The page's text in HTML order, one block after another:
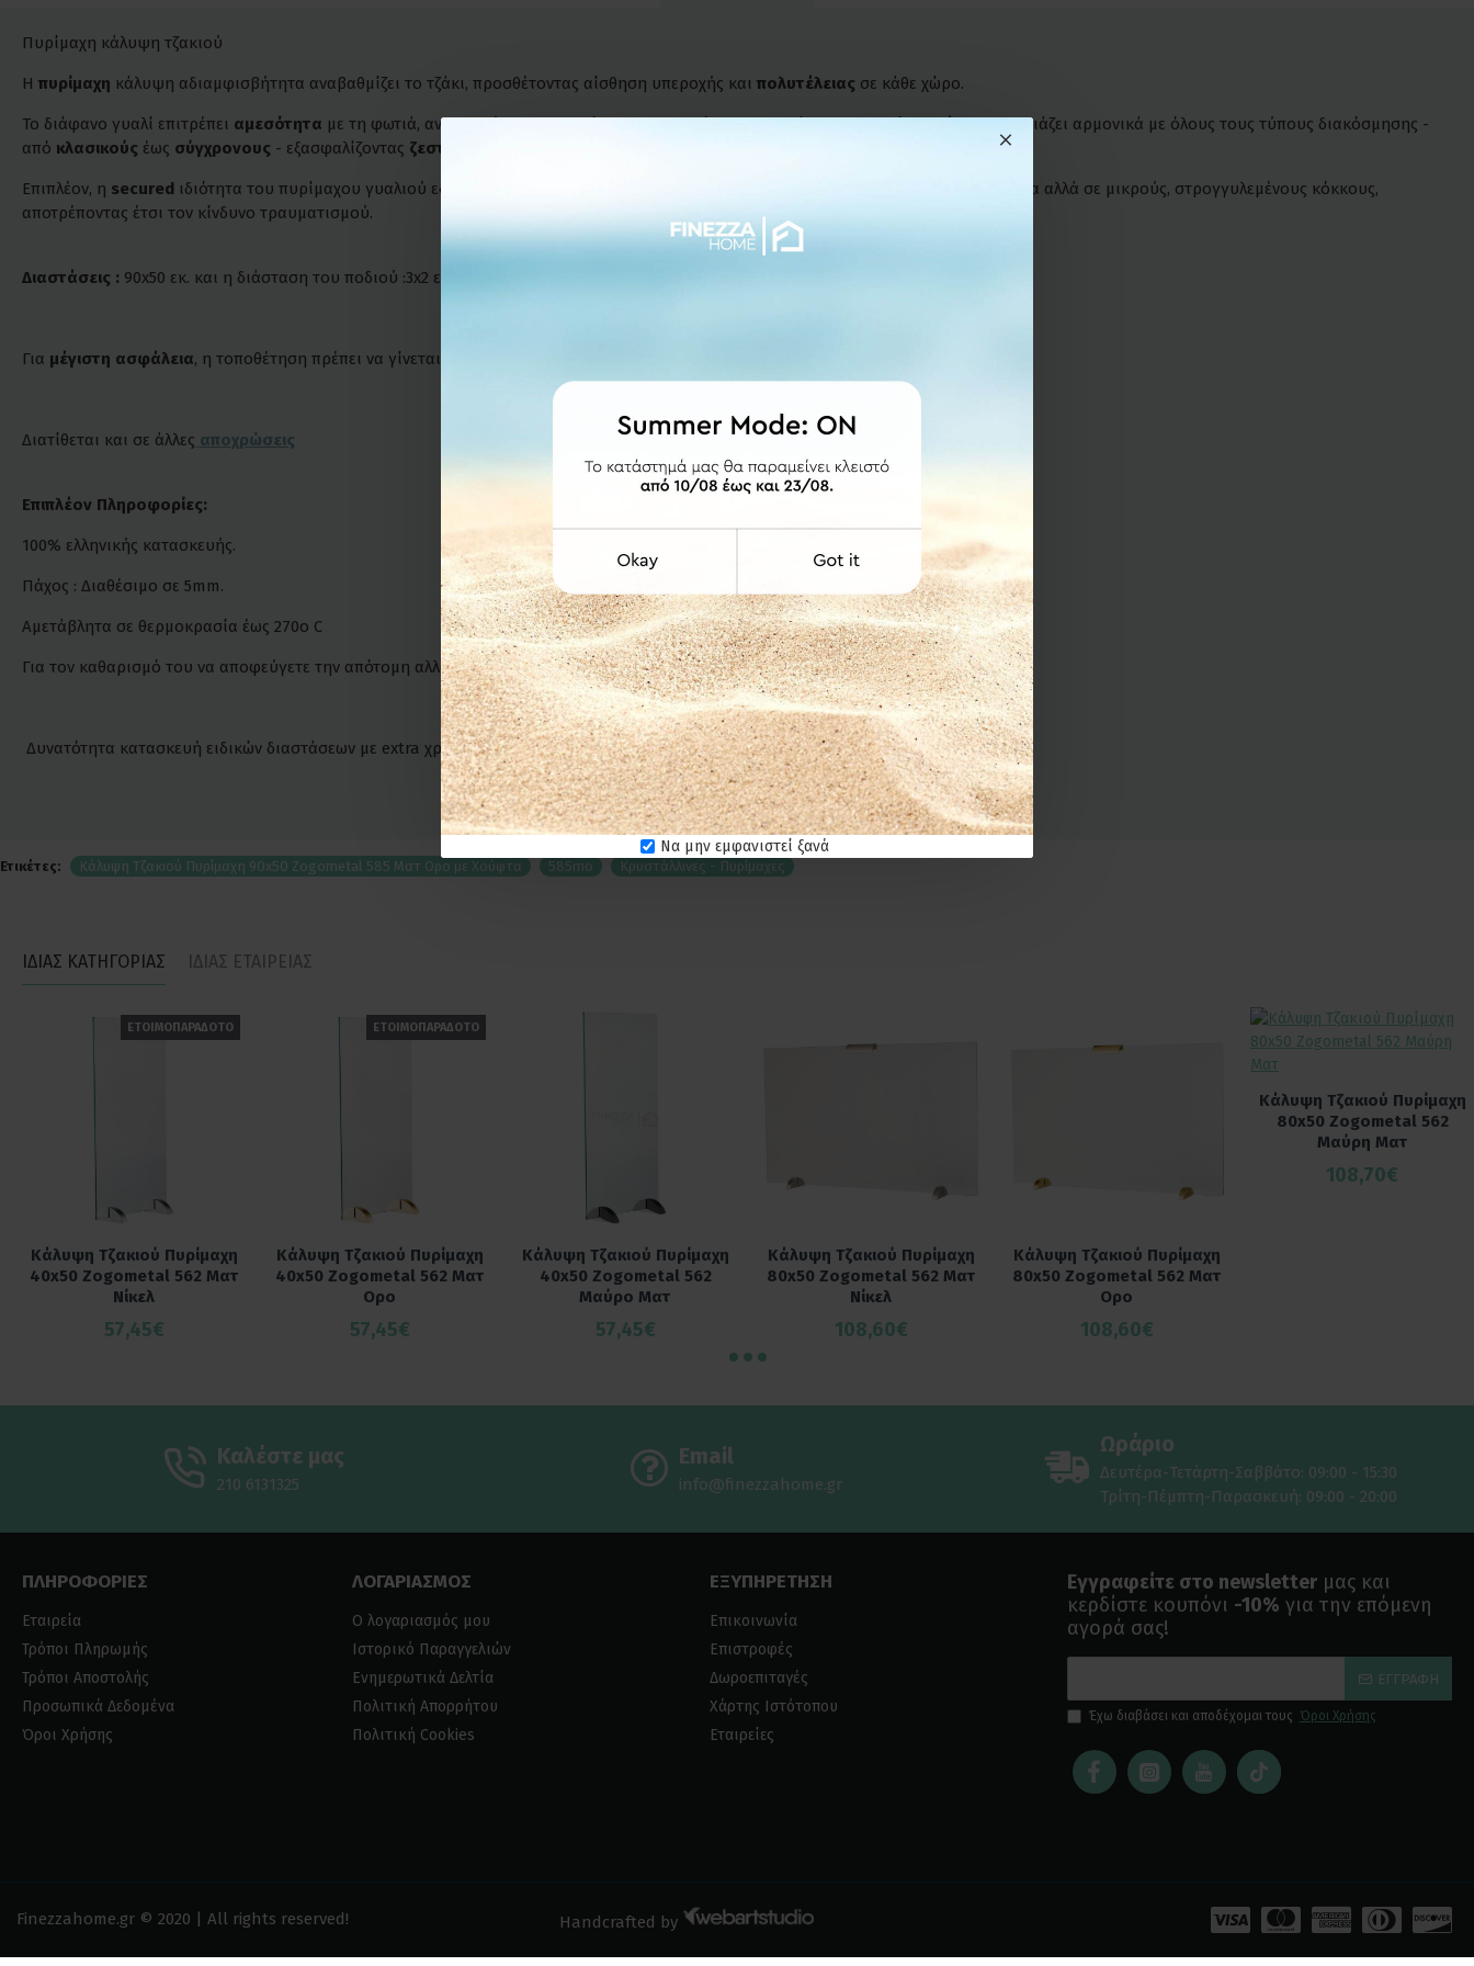
Να μην εμφανιστεί ξανά
Πυρίμαχη κάλυψη τζακιού
Η πυρίμαχη κάλυψη αδιαμφισβήτητα αναβαθμίζει το τζάκι, προσθέτοντας αίσθηση υπεροχής και πολυτέλειας σε κάθε χώρο.
Το διάφανο γυαλί επιτρέπει αμεσότητα με τη φωτιά, αναδεικνύοντας τη φλόγα και προσφέροντας παράλληλαυψηλή ασφάλεια. Ταιριάζει αρμονικά με όλους τους τύπους διακόσμησης -
από κλασικούς έως σύγχρονους - εξασφαλίζοντας ζεστασιά
Επιπλέον, η secured ιδιότητα του πυρίμαχου γυαλιού εξασφαλίζει ότι, σε περίπτωση θραύσης, το υλικό δεν σπάει σε αιχμηρά κομμάτια αλλά σε μικρούς, στρογγυλεμένους κόκκους,
αποτρέποντας έτσι τον κίνδυνο τραυματισμού.
Διαστάσεις : 90x50 εκ. και η διάσταση του ποδιού :3x2 εκ.
Για μέγιστη ασφάλεια, η τοποθέτηση πρέπει να γίνεται τουλάχιστον 30 εκ. μακριά από την εστία.
Διατίθεται και σε άλλες αποχρώσεις
Επιπλέον Πληροφορίες:
100% ελληνικής κατασκευής.
Πάχος : Διαθέσιμο σε 5mm.
Αμετάβλητα σε θερμοκρασία έως 270o C
Για τον καθαρισμό του να αποφεύγετε την απότομη αλλαγή θερμοκρασίας.
Δυνατότητα κατασκευή ειδικών διαστάσεων με extra χρέωση κατόπιν επικοινωνίας.
Ετικέτες: Κάλυψη Τζακιού Πυρίμαχη 90x50 Zogometal 585 Ματ Ορο με Χούφτα 585mo Κρυστάλλινες - Πυρίμαχες
ΙΔΙΑΣ ΚΑΤΗΓΟΡΙΑΣ ΙΔΙΑΣ ΕΤΑΙΡΕΙΑΣ
ΕΤΟΙΜΟΠΑΡΑΔΟΤΟ
Κάλυψη Τζακιού Πυρίμαχη
40x50 Zogometal 562 Ματ
Νίκελ
57,45€
ΕΤΟΙΜΟΠΑΡΑΔΟΤΟ
Κάλυψη Τζακιού Πυρίμαχη
40x50 Zogometal 562 Ματ
Ορο
57,45€
Κάλυψη Τζακιού Πυρίμαχη
40x50 Zogometal 562
Μαύρο Ματ
57,45€
Κάλυψη Τζακιού Πυρίμαχη
80x50 Zogometal 562 Ματ
Νίκελ
108,60€
Κάλυψη Τζακιού Πυρίμαχη
80x50 Zogometal 562 Ματ
Ορο
108,60€
Κάλυψη Τζακιού Πυρίμαχη
80x50 Zogometal 562
Μαύρη Ματ
108,70€
Καλέστε μας
210 6131325
Email
info@finezzahome.gr
Ωράριο
Δευτέρα-Τετάρτη-Σαββάτο: 09:00 - 15:30
Τρίτη-Πέμπτη-Παρασκευή: 09:00 - 20:00
ΠΛΗΡΟΦΟΡΙΕΣ
Εταιρεία
Τρόποι Πληρωμής
Τρόποι Αποστολής
Προσωπικά Δεδομένα
Όροι Χρήσης
ΛΟΓΑΡΙΑΣΜΟΣ
Ο λογαριασμός μου
Ιστορικό Παραγγελιών
Ενημερωτικά Δελτία
Πολιτική Απορρήτου
Πολιτική Cookies
ΕΞΥΠΗΡΕΤΗΣΗ
Επικοινωνία
Επιστροφές
Δωροεπιταγές
Χάρτης Ιστότοπου
Εταιρείες
Εγγραφείτε στο newsletterμας και
κερδίστε κουπόνι -10% για την επόμενη
αγορά σας!
ΕΓΓΡΑΦΉ
Έχω διαβάσει και αποδέχομαι τους Όροι Χρήσης
Finezzahome.gr © 2020 | All rights reserved! Handcrafted by